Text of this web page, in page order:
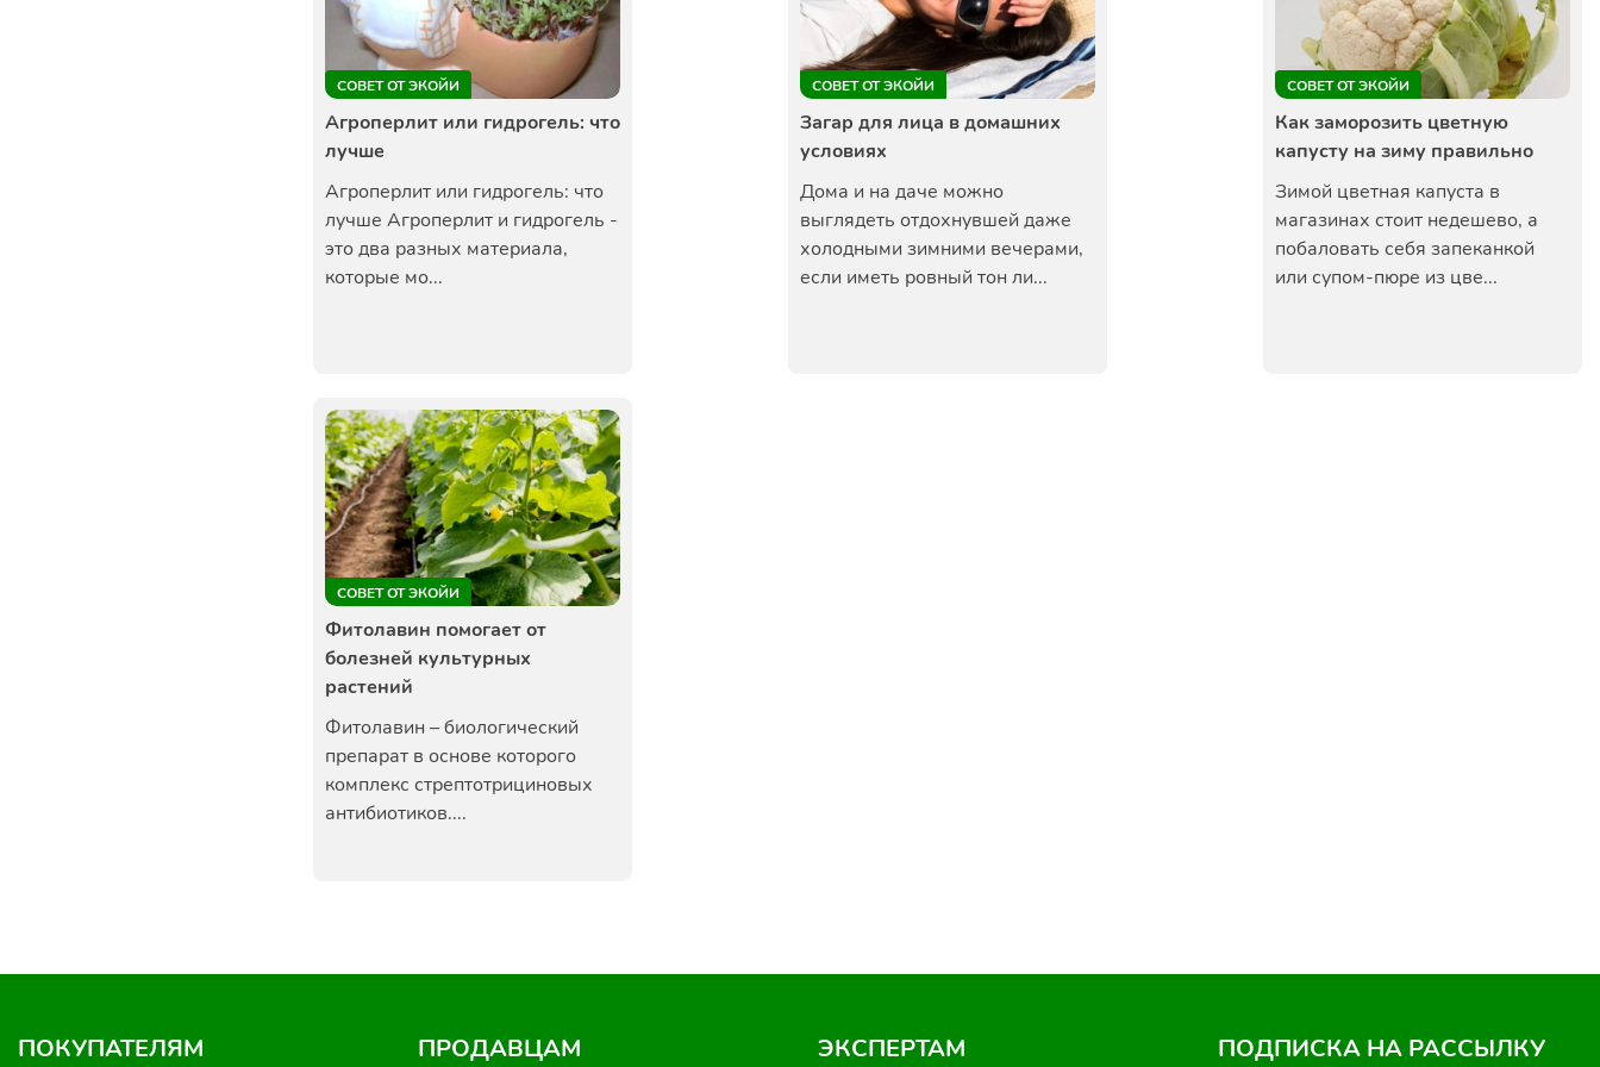
СОВЕТ ОТ ЭКОЙИ
Агроперлит или гидрогель: что
лучше
Агроперлит или гидрогель: что
лучше Агроперлит и гидрогель -
это два разных материала,
которые мо...
СОВЕТ ОТ ЭКОЙИ
Загар для лица в домашних
условиях
Дома и на даче можно
выглядеть отдохнувшей даже
холодными зимними вечерами,
если иметь ровный тон ли...
СОВЕТ ОТ ЭКОЙИ
Как заморозить цветную
капусту на зиму правильно
Зимой цветная капуста в
магазинах стоит недешево, а
побаловать себя запеканкой
или супом-пюре из цве...
СОВЕТ ОТ ЭКОЙИ
Фитолавин помогает от
болезней культурных
растений
Фитолавин – биологический
препарат в основе которого
комплекс стрептотрициновых
антибиотиков....
ПОКУПАТЕЛЯМ ПРОДАВЦАМ ЭКСПЕРТАМ ПОДПИСКА НА РАССЫЛКУ